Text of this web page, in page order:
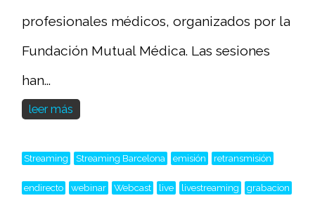
profesionales médicos, organizados por la
Fundación Mutual Médica. Las sesiones
han...
leer más
Streaming Streaming Barcelona emisión retransmisión
endirecto webinar Webcast live livestreaming grabacion